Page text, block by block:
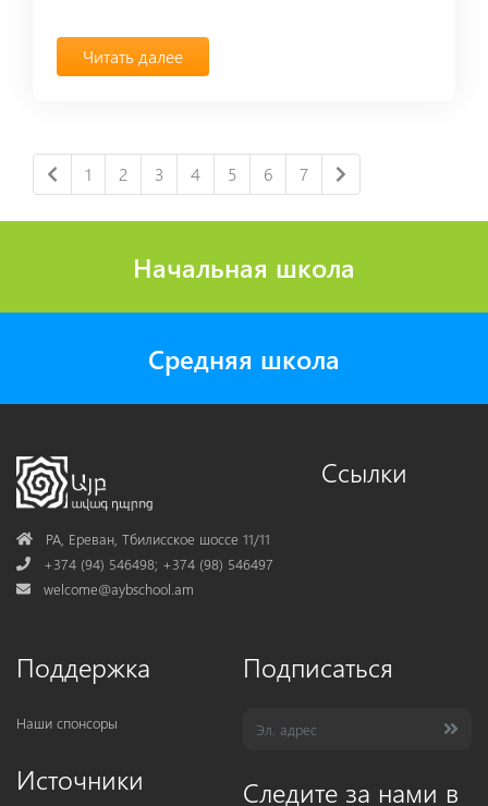
Читать далее
1 2 3 4 5 6 7
Начальная школа
Средняя школа
AddressРА, Ереван, Тбилисское шоссе 11/11
Phone+374 (94) 546498; +374 (98) 546497
Mail
welcome@aybschool.am
Ссылки
Поддержка
Наши спонсоры
Источники
Подписаться
Следите за нами в